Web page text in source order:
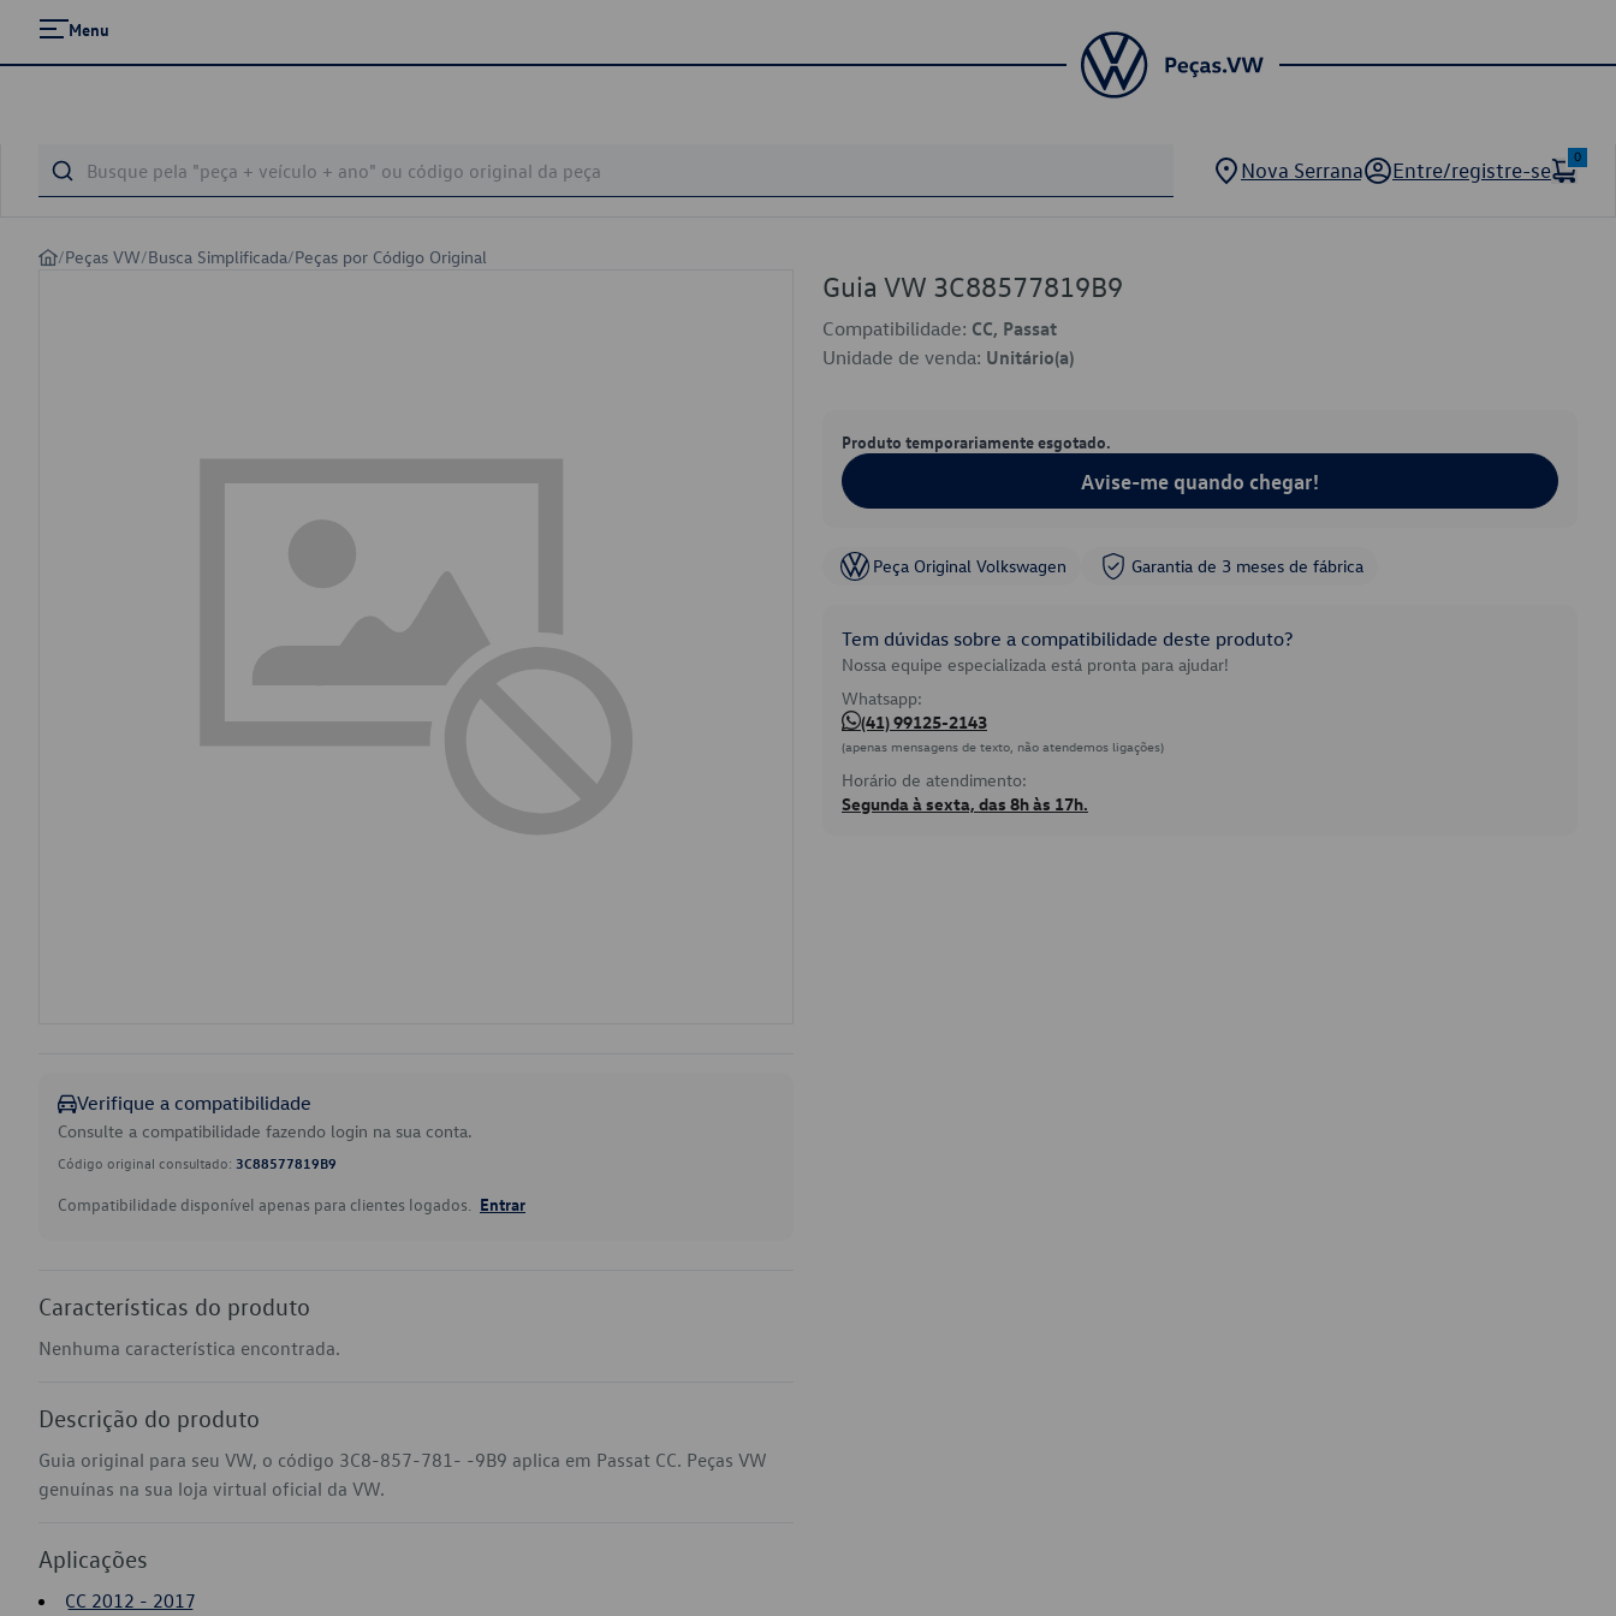
Menu
Nova Serrana Entre/registre-se
0
/Peças VW/Busca Simplificada/Peças por Código Original
Verifique a compatibilidade
Consulte a compatibilidade fazendo login na sua conta.
Código original consultado: 3C88577819B9
Compatibilidade disponível apenas para clientes logados. Entrar
Características do produto
Nenhuma característica encontrada.
Descrição do produto
Guia original para seu VW, o código 3C8-857-781- -9B9 aplica em Passat CC. Peças VW
genuínas na sua loja virtual oficial da VW.
Aplicações
CC 2012 - 2017
Guia VW 3C88577819B9
Compatibilidade: CC, Passat
Unidade de venda: Unitário(a)
Produto temporariamente esgotado.
Avise-me quando chegar!
Peça Original Volkswagen Garantia de 3 meses de fábrica
Tem dúvidas sobre a compatibilidade deste produto?
Nossa equipe especializada está pronta para ajudar!
Whatsapp:
(41) 99125-2143
(apenas mensagens de texto, não atendemos ligações)
Horário de atendimento:
Segunda à sexta, das 8h às 17h.